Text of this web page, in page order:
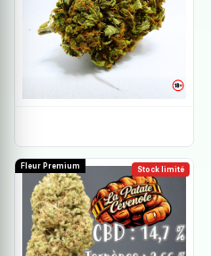
Stock limité
Fleur Premium